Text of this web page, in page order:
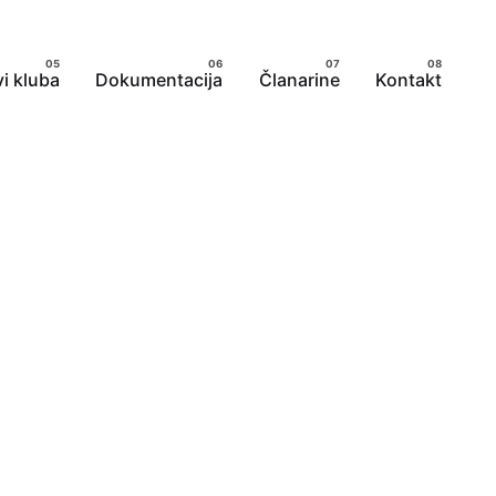
kluba Dokumentacija Članarine Kontakt